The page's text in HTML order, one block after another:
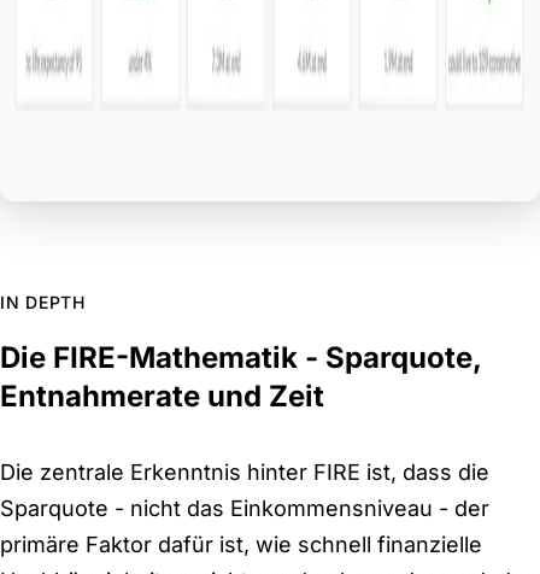
IN DEPTH
Die FIRE-Mathematik - Sparquote,
Entnahmerate und Zeit
Die zentrale Erkenntnis hinter FIRE ist, dass die
Sparquote - nicht das Einkommensniveau - der
primäre Faktor dafür ist, wie schnell finanzielle